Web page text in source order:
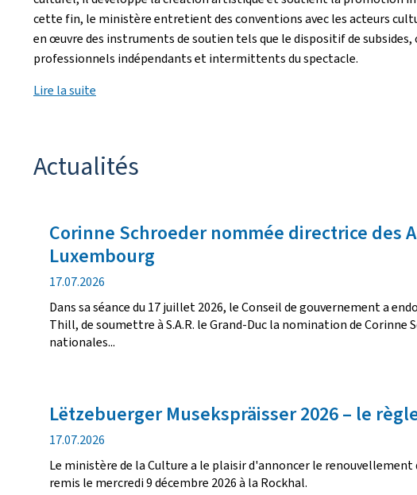
cette fin, le ministère entretient des conventions avec les acteurs
en œuvre des instruments de soutien tels que le dispositif de
professionnels indépendants et intermittents du spectacle.
Lire la suite
Actualités
Actualités
Corinne Schroeder nommée directrice des
Luxembourg
date
de
publication
17.07.2026
Dans sa séance du 17 juillet 2026, le Conseil de gouvernement a
Thill, de soumettre à S.A.R. le Grand-Duc la nomination de Corinne
nationales...
Lëtzebuerger Musekspräisser 2026 – le
date
de
publication
17.07.2026
Le ministère de la Culture a le plaisir d'annoncer le
remis le mercredi 9 décembre 2026 à la Rockhal.